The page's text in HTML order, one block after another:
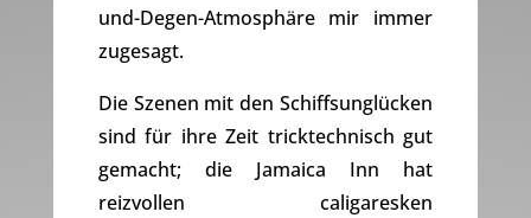
und-Degen-Atmosphäre mir immer
zugesagt.
Die Szenen mit den Schiffsunglücken
sind für ihre Zeit tricktechnisch gut
gemacht; die Jamaica Inn hat
reizvollen caligaresken